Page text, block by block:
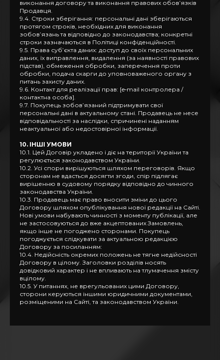
виконання договору та виконання правових обов’язків
Продавця.
9.4. Строки зберігання: персональні дані зберігаються
протягом строків, необхідних для виконання
зобов’язань та відповідно до законодавства; конкретні
строки зазначаються в Політиці конфіденційності.
9.5. Права суб’єкта даних: доступ до своїх персональних
даних, їх виправлення, видалення (за наявності правових
підстав), обмеження обробки, заперечення проти
обробки, подача скарги до уповноваженого органу з
питань захисту даних.
9.6. Контакт для реалізації прав: [e‑mail контролера /
контактна особа].
9.7. Покупець зобов’язаний підтримувати свої
персональні дані в актуальному стані. Продавець не несе
відповідальності за наслідки, спричинені наданням
неактуальної або недостовірної інформації.
10. ІНШІ УМОВИ
10.1. Цей Договір укладено і діє на території України та
регулюється законодавством України.
10.2. Усі спори вирішуються шляхом переговорів. Якщо
сторонам не вдасться досягти згоди, спір підлягає
вирішенню в судовому порядку відповідно до чинного
законодавства України.
10.3. Продавець має право вносити зміни до цього
Договору шляхом опублікування нової редакції на Сайті.
Нові умови набувають чинності з моменту публікації, але
не застосовуються до вже акцептованих Замовлень,
якщо інше не погоджено сторонами. Покупець
погоджується слідкувати за актуальною редакцією
Договору за посиланням:
10.4. Недійсність окремих положень не тягне недійсності
Договору в цілому. Заголовки розділів носять
довідковий характер і не впливають на тлумачення змісту
вцілому.
10.5. У питаннях, не врегульованих цими Договору,
сторони керуються іншими юридичними документами,
розміщеними на Сайті, та законодавством України.